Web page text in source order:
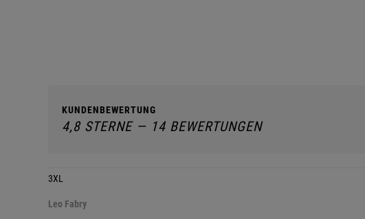
KUNDENBEWERTUNG
4,8 STERNE — 14 BEWERTUNGEN
3XL
Leo Fabry